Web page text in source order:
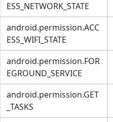
ESS_NETWORK_STATE
android.permission.ACC
ESS_WIFI_STATE
android.permission.FOR
EGROUND_SERVICE
android.permission.GET
_TASKS